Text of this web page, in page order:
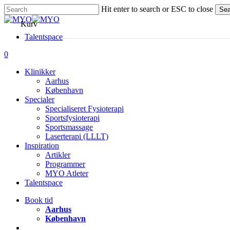
Skip
to
content
Hit enter to search or ESC to close
Close
Search
Talentspace
account
0
Klinikker
Aarhus
København
Specialer
Specialiseret Fysioterapi
Sportsfysioterapi
Sportsmassage
Laserterapi (LLLT)
Inspiration
Artikler
Programmer
MYO Atleter
Talentspace
Book tid
Aarhus
København
Kurv